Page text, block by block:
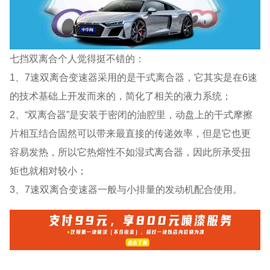
七挡双离合个人觉得挺不错的：
1、7速双离合变速器采用的是干式离合器，它其实是在6速
的技术基础上开发而来的，简化了相关的液力系统；
2、“双离合器”是安装于密闭的油腔里，动盘上的干式摩擦
片相互结合固然可以带来最直接的传递效率，但是它也更
容易发热，所以它热熔性不如湿式离合器，因此所承受扭
矩也就相对较小；
3、7速双离合变速器一般与小排量的发动机配合使用。